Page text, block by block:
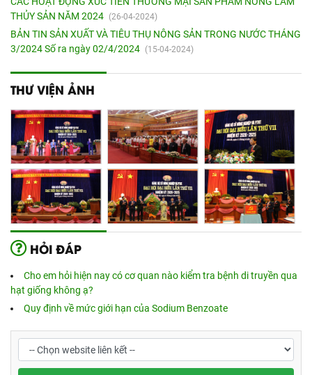
THỦY SẢN NĂM 2024 (26-04-2024)
BẢN TIN SẢN XUẤT VÀ TIÊU THỤ NÔNG SẢN TRONG NƯỚC THÁNG
3/2024 Số ra ngày 02/4/2024 (15-04-2024)
THƯ VIỆN ẢNH
HỎI ĐÁP
Cho em hỏi hiện nay có cơ quan nào kiểm tra bệnh di truyền qua
hạt giống không ạ?
Quy định về mức giới hạn của Sodium Benzoate